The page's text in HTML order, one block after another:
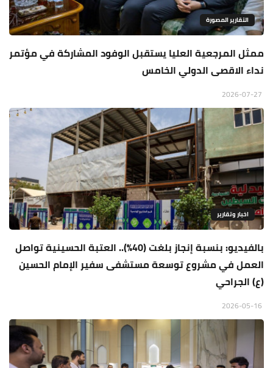
التقارير المصورة
ممثل المرجعية العليا يستقبل الوفود المشاركة في مؤتمر
نداء الاقصى الدولي الخامس
اخبار وتقارير
بالفيديو: بنسبة إنجاز بلغت (40%).. العتبة الحسينية تواصل
العمل في مشروع توسعة مستشفى سفير الإمام الحسين
(ع) الجراحي